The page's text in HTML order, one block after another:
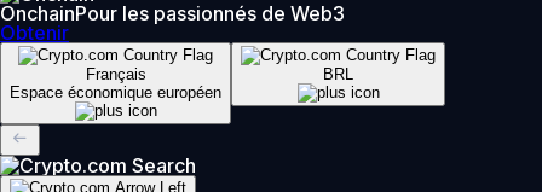
OnchainPour les passionnés de Web3
Obtenir
Français
Espace économique européen
BRL